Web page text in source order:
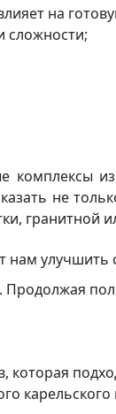
на
сложности;
не
гранитной
карельского